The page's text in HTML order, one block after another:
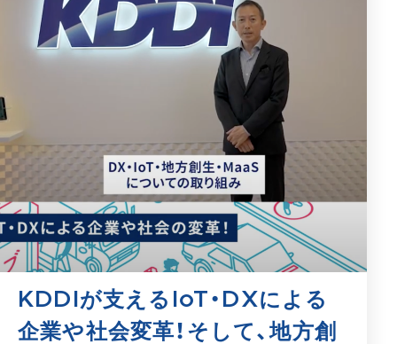
KDDIが支えるIoT・DXによる
企業や社会変革！そして、地方創